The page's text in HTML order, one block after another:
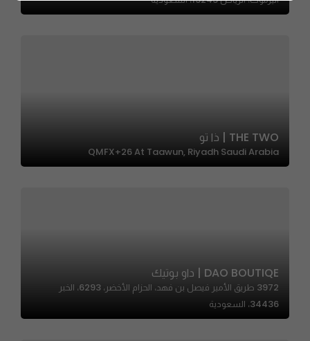
THE TWO | ذا تو
QMFX+26 At Taawun, Riyadh Saudi Arabia
DAO BOUTIQE | داو بوتيك
3972 طريق الأمير فيصل بن فهد، الحزام الأخضر، 6293، الخبر
34436، السعودية